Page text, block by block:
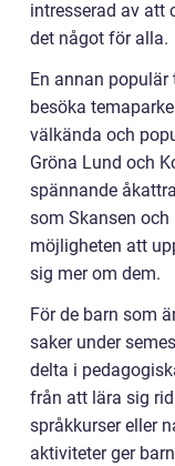
intresserad av att
det något för alla.
En annan populär
besöka
välkända och
Gröna Lund och
spännande
som Skansen och
möjligheten att
sig mer om dem.
För de barn som
saker under
delta i
från att lära sig
språkkurser eller
aktiviteter ger